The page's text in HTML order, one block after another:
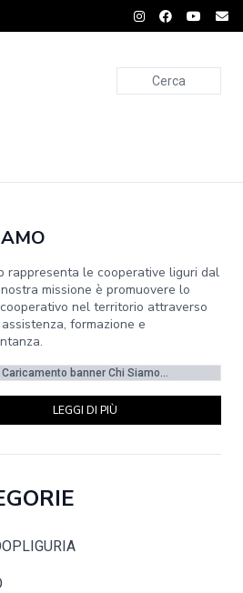
Cerca
rappresenta le cooperative liguri dal
missione è promuovere lo
nel territorio attraverso
formazione e
Caricamento banner Chi Siamo...
LEGGI DI PIÙ